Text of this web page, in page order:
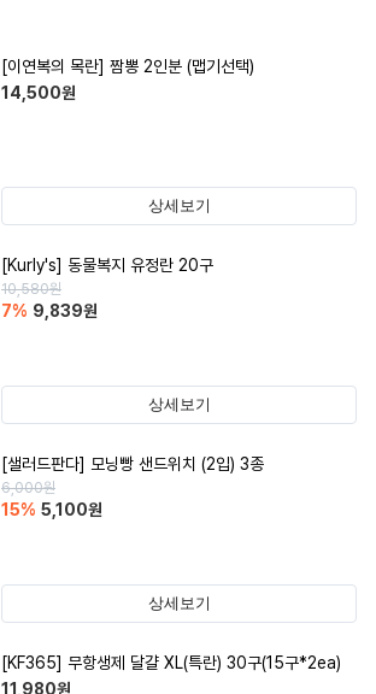
[이연복의 목란] 짬뽕 2인분 (맵기선택)
14,500원
상세보기
[Kurly's] 동물복지 유정란 20구
10,580원
7% 9,839원
상세보기
[샐러드판다] 모닝빵 샌드위치 (2입) 3종
6,000원
15% 5,100원
상세보기
[KF365] 무항생제 달걀 XL(특란) 30구(15구*2ea)
11,980원